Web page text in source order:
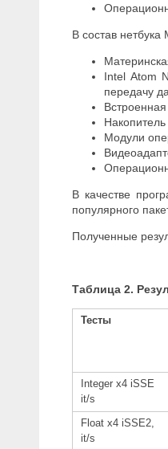
В состав
Intel Atom
передачу
Модули
В качестве
популярного
Полученные
Таблица 2.
Тесты
Integer x4 iSSE
it/s
Float x4 iSSE2,
it/s